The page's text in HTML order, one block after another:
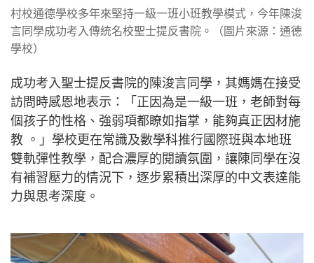
村校通德學校多年來堅持一級一班小班教學模式，今年陳浚
言同學成功考入傳統名校聖士提反書院。（圖片來源：通德
學校）
成功考入聖士提反書院的陳浚言同學，其媽媽在接受
訪問時感恩地表示：「正因為是一級一班，老師對每
個孩子的性格、強弱項都瞭如指掌，能夠真正因材施
教 。」學校更在常識及數學科推行國際班與本地班
雙軌彈性教學，配合濃厚的閱讀氛圍，讓陳同學在沒
有補習壓力的情況下，逐步累積出深厚的中文表達能
力與思考深度。